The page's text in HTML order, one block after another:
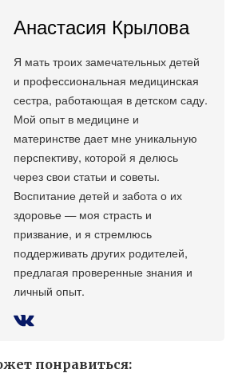
Анастасия Крылова
Я мать троих замечательных детей
и профессиональная медицинская
сестра, работающая в детском саду.
Мой опыт в медицине и
материнстве дает мне уникальную
перспективу, которой я делюсь
через свои статьи и советы.
Воспитание детей и забота о их
здоровье — моя страсть и
призвание, и я стремлюсь
поддерживать других родителей,
предлагая проверенные знания и
личный опыт.
понравиться: